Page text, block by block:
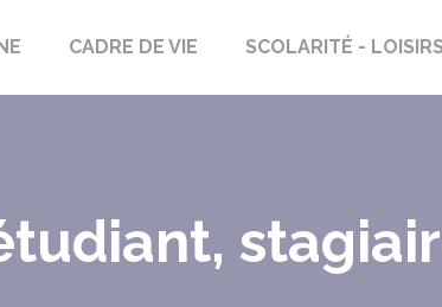
CADRE DE VIE SCOLARITÉ -